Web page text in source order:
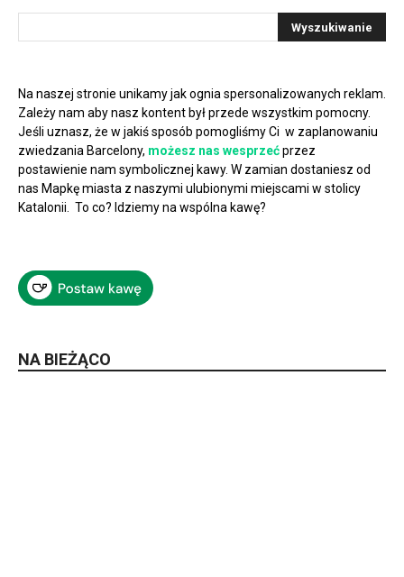
Na naszej stronie unikamy jak ognia spersonalizowanych reklam.
Zależy nam aby nasz kontent był przede wszystkim pomocny.
Jeśli uznasz, że w jakiś sposób pomogliśmy Ci w zaplanowaniu
zwiedzania Barcelony, możesz nas wesprzećprzez
postawienie nam symbolicznej kawy. W zamian dostaniesz od
nas Mapkę miasta z naszymi ulubionymi miejscami w stolicy
Katalonii. To co? Idziemy na wspólna kawę?
NA BIEŻĄCO